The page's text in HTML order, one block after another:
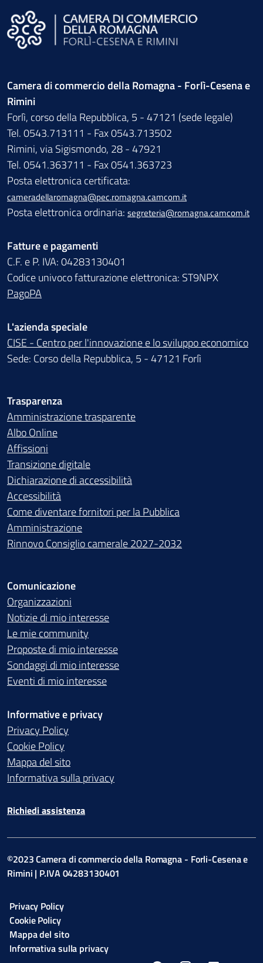
Camera di commercio della Romagna - Forlì-Cesena e
Rimini
Forlì, corso della Repubblica, 5 - 47121 (sede legale)
Tel. 0543.713111 - Fax 0543.713502
Rimini, via Sigismondo, 28 - 47921
Tel. 0541.363711 - Fax 0541.363723
Posta elettronica certificata:
cameradellaromagna@pec.romagna.camcom.it
Posta elettronica ordinaria: segreteria@romagna.camcom.it
Fatture e pagamenti
C.F. e P. IVA: 04283130401
Codice univoco fatturazione elettronica: ST9NPX
PagoPA
L'azienda speciale
CISE - Centro per l'innovazione e lo sviluppo economico
Sede: Corso della Repubblica, 5 - 47121 Forlì
Trasparenza
Amministrazione trasparente
Albo Online
Affissioni
Transizione digitale
Dichiarazione di accessibilità
Accessibilità
Come diventare fornitori per la Pubblica
Amministrazione
Rinnovo Consiglio camerale 2027-2032
Comunicazione
Organizzazioni
Notizie di mio interesse
Le mie community
Proposte di mio interesse
Sondaggi di mio interesse
Eventi di mio interesse
Informative e privacy
Privacy Policy
Cookie Policy
Mappa del sito
Informativa sulla privacy
Richiedi assistenza
©2023 Camera di commercio della Romagna - Forli-Cesena e
Rimini | P.IVA 04283130401
Privacy Policy
Cookie Policy
Mappa del sito
Informativa sulla privacy